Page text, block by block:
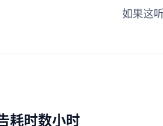
如果这
耗时数小时